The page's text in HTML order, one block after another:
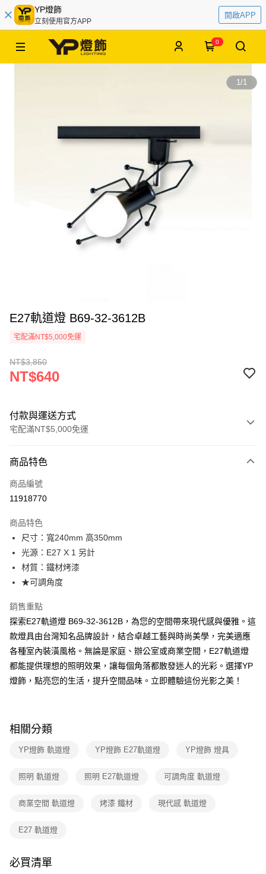
YP燈飾
立刻使用官方APP
開啟APP
0
1/1
E27軌道燈 B69-32-3612B
宅配滿NT$5,000免運
NT$3,850
NT$640
付款與運送方式
宅配滿NT$5,000免運
信用卡一次付款
LINE Pay
街口支付
悠遊付
Google Pay
全盈+PAY
AFTEE先享後付
相關說明
【關於「AFTEE先享後付」】
AFTEE先享後付是「在收到商品之後才付款」的支付方式。 讓您購物簡單
便利好安心！
１．簡單：不需註冊會員、不需綁卡、不需儲值。
【「AFTEE先享後付」結帳流程】
１．於結帳方式選擇「AFTEE先享後付」後，將跳轉至「AFTEE先享後付」
結帳頁面，進行簡訊認證並確認金額後，即可完成結帳。
ATM／網路銀行／等多元方式進行付款，方視為交易完成。
購買商品的店家。未經商家同意取消之訂單仍視為有效，需透過AFTEE先享
是否繳費成功／繳費後需取消欲退款等相關疑問，請聯繫「AFTEE先享後付
【注意事項】
每筆NT$180，滿NT$5,000(含以上)免運費
商品特色
商品編號
11918770
商品特色
尺寸：寬240mm 高350mm
光源：E27 X 1 另計
材質：鐵材烤漆
★可調角度
銷售重點
探索E27軌道燈 B69-32-3612B，為您的空間帶來現代感與優雅。這
款燈具由台灣知名品牌設計，結合卓越工藝與時尚美學，完美適應
各種室內裝潢風格。無論是家庭、辦公室或商業空間，E27軌道燈
都能提供理想的照明效果，讓每個角落都散發迷人的光彩。選擇YP
燈飾，點亮您的生活，提升空間品味。立即體驗這份光影之美！
相關分類
YP燈飾 軌道燈 YP燈飾 E27軌道燈 YP燈飾 燈具
照明 軌道燈 照明 E27軌道燈 可調角度 軌道燈
商業空間 軌道燈 烤漆 鐵材 現代感 軌道燈
E27 軌道燈
必買清單